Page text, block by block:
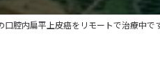
腔内扁平上皮癌をリモートで治療中